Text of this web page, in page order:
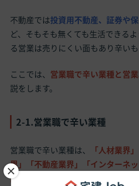
不動産では投資用不動産、証券や
ど、そもそも無くても生活できる
る営業は売りにくい面もあり辛いも
ここでは、 営業職で辛い業種と営
説をします。
2-1.営業職で辛い業種
営業職で辛い業種は、
「人材業界
界」「不動産業界」「インターネ
業界」
の5業種です。
×